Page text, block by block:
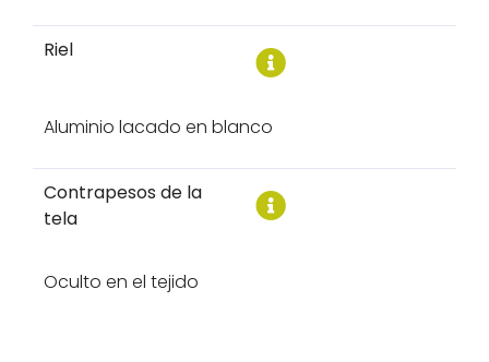
Riel
Aluminio lacado en blanco
Contrapesos de la
tela
Oculto en el tejido